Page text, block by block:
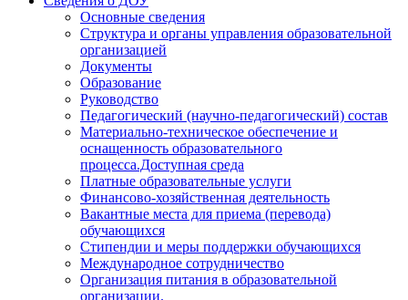
Основные сведения
Структура и органы управления образовательной
организацией
Документы
Образование
Руководство
Педагогический (научно-педагогический) состав
Материально-техническое обеспечение и
оснащенность образовательного
процесса.Доступная среда
Платные образовательные услуги
Финансово-хозяйственная деятельность
Вакантные места для приема (перевода)
обучающихся
Стипендии и меры поддержки обучающихся
Международное сотрудничество
Организация питания в образовательной
организации.